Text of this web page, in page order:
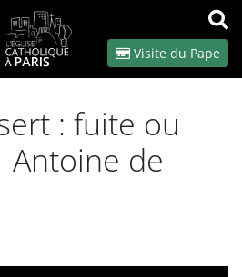
OK
Visite du Pape
: fuite ou
Antoine de
cookies